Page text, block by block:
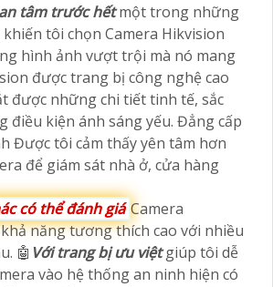
tâm trước hếtmột trong những
tôi chọn Camera Hikvision
hình ảnh vượt trội mà nó mang
được trang bị công nghệ cao
được những chi tiết tinh tế, sắc
điều kiện ánh sáng yếu. Đẳng cấp
Được tôi cảm thấy yên tâm hơn
để giám sát nhà ở, cửa hàng
có thể đánh giáCamera
năng tương thích cao với nhiều
🤖️ Với trang bị ưu việtgiúp tôi dễ
vào hệ thống an ninh hiện có